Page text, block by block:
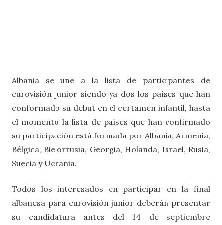
Albania se une a la lista de participantes de
eurovisión junior siendo ya dos los países que han
conformado su debut en el certamen infantil, hasta
el momento la lista de países que han confirmado
su participación está formada por Albania, Armenia,
Bélgica, Bielorrusia, Georgia, Holanda, Israel, Rusia,
Suecia y Ucrania.
Todos los interesados en participar en la final
albanesa para eurovisión junior deberán presentar
su candidatura antes del 14 de septiembre